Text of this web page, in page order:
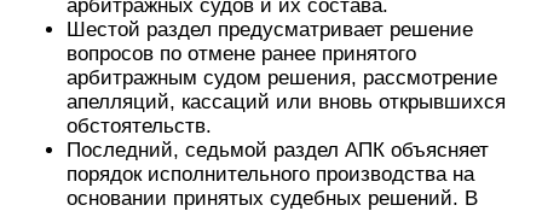
арбитражных судов и их состава.
Шестой раздел предусматривает решение
вопросов по отмене ранее принятого
арбитражным судом решения, рассмотрение
апелляций, кассаций или вновь открывшихся
обстоятельств.
Последний, седьмой раздел АПК объясняет
порядок исполнительного производства на
основании принятых судебных решений. В